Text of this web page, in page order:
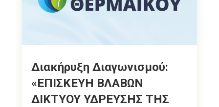
Διακήρυξη Διαγωνισμού:
«ΕΠΙΣΚΕΥΗ ΒΛΑΒΩΝ
ΔΙΚΤΥΟΥ ΥΔΡΕΥΣΗΣ ΤΗΣ